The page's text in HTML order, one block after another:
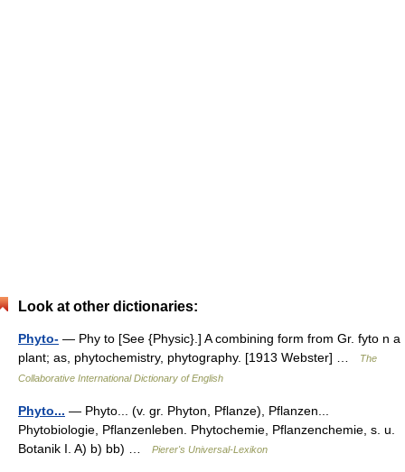
Look at other dictionaries:
Phyto- — Phy to [See {Physic}.] A combining form from Gr. fyto n a
plant; as, phytochemistry, phytography. [1913 Webster] …
The
Collaborative International Dictionary of English
Phyto... — Phyto... (v. gr. Phyton, Pflanze), Pflanzen...
Phytobiologie, Pflanzenleben. Phytochemie, Pflanzenchemie, s. u.
Botanik I. A) b) bb) …
Pierer's Universal-Lexikon